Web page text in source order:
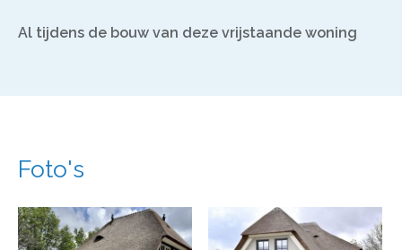
Al tijdens de bouw van deze vrijstaande woning
Foto's